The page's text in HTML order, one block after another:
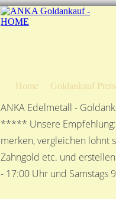
Home Goldankauf
ANKA Edelmetall -
***** Unsere Empfehlung:
merken, vergleichen lohnt
Zahngold etc. und
- 17:00 Uhr und